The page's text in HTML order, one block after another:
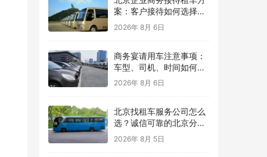
案：客户接待如何选择车
型？
2026年 8月 6日
商务宴请用车注意事项：
车型、司机、时间如何安
排？
2026年 8月 6日
北京找租车服务公司怎么
选？诚信可靠的北京分众
租车公司，用真实案例保
障每一次出行
2026年 8月 5日